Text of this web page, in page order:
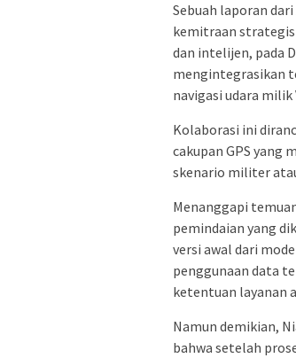
Sebuah laporan
kemitraan strategis
dan intelijen, pada
mengintegrasikan
navigasi udara milik
Kolaborasi ini
cakupan GPS yang
skenario militer
Menanggapi
pemindaian yang
versi awal dari
penggunaan data
ketentuan layanan
Namun demikian,
bahwa setelah